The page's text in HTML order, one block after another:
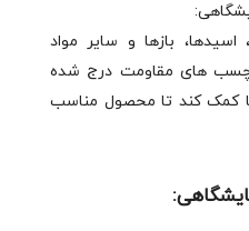
بازها و سایر مواد
های مقاومت درج شده
کمک کند تا محصول مناسب